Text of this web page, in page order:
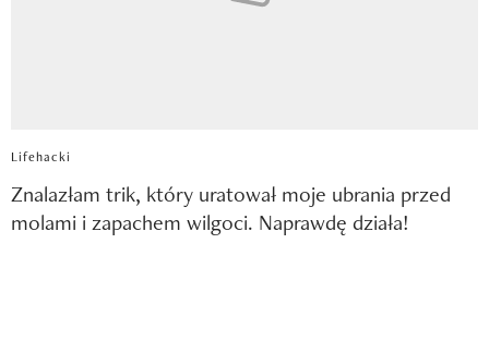
Lifehacki
Znalazłam trik, który uratował moje ubrania przed
molami i zapachem wilgoci. Naprawdę działa!